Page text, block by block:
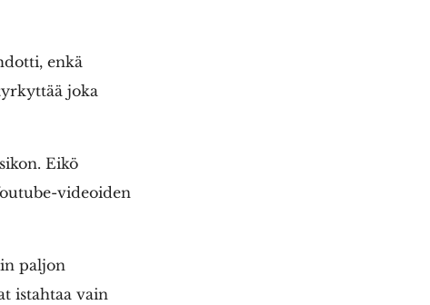
enkä
joka
Eikö
videoiden
paljon
istahtaa vain